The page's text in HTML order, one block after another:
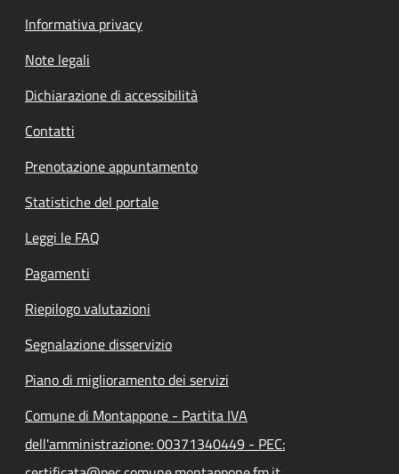
Informativa privacy
Note legali
Dichiarazione di accessibilità
Contatti
Prenotazione appuntamento
Statistiche del portale
Leggi le FAQ
Pagamenti
Riepilogo valutazioni
Segnalazione disservizio
Piano di miglioramento dei servizi
Comune di Montappone - Partita IVA
dell'amministrazione: 00371340449 - PEC: